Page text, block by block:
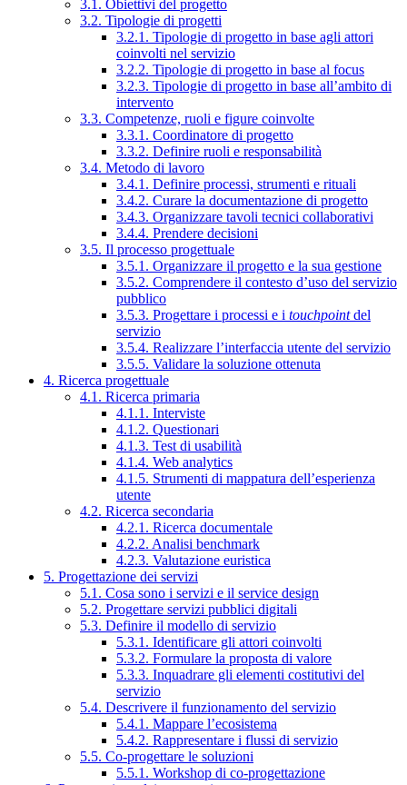
3.1. Obiettivi del progetto
3.2. Tipologie di progetti
3.2.1. Tipologie di progetto in base agli attori
coinvolti nel servizio
3.2.2. Tipologie di progetto in base al focus
3.2.3. Tipologie di progetto in base all’ambito di
intervento
3.3. Competenze, ruoli e figure coinvolte
3.3.1. Coordinatore di progetto
3.3.2. Definire ruoli e responsabilità
3.4. Metodo di lavoro
3.4.1. Definire processi, strumenti e rituali
3.4.2. Curare la documentazione di progetto
3.4.3. Organizzare tavoli tecnici collaborativi
3.4.4. Prendere decisioni
3.5. Il processo progettuale
3.5.1. Organizzare il progetto e la sua gestione
3.5.2. Comprendere il contesto d’uso del servizio
pubblico
3.5.3. Progettare i processi e i touchpointdel
servizio
3.5.4. Realizzare l’interfaccia utente del servizio
3.5.5. Validare la soluzione ottenuta
4. Ricerca progettuale
4.1. Ricerca primaria
4.1.1. Interviste
4.1.2. Questionari
4.1.3. Test di usabilità
4.1.4. Web analytics
4.1.5. Strumenti di mappatura dell’esperienza
utente
4.2. Ricerca secondaria
4.2.1. Ricerca documentale
4.2.2. Analisi benchmark
4.2.3. Valutazione euristica
5. Progettazione dei servizi
5.1. Cosa sono i servizi e il service design
5.2. Progettare servizi pubblici digitali
5.3. Definire il modello di servizio
5.3.1. Identificare gli attori coinvolti
5.3.2. Formulare la proposta di valore
5.3.3. Inquadrare gli elementi costitutivi del
servizio
5.4. Descrivere il funzionamento del servizio
5.4.1. Mappare l’ecosistema
5.4.2. Rappresentare i flussi di servizio
5.5. Co-progettare le soluzioni
5.5.1. Workshop di co-progettazione